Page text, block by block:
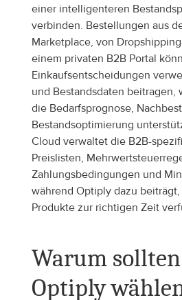
einer intelligenteren
verbinden. Bestellungen aus
Marketplace, von
einem privaten B2B Portal
Einkaufsentscheidungen
und Bestandsdaten beitragen,
die Bedarfsprognose,
Bestandsoptimierung
Cloud verwaltet die B2B-
Preislisten,
Zahlungsbedingungen und
während Optiply dazu
Produkte zur richtigen Zeit
Warum sollten
Optiply